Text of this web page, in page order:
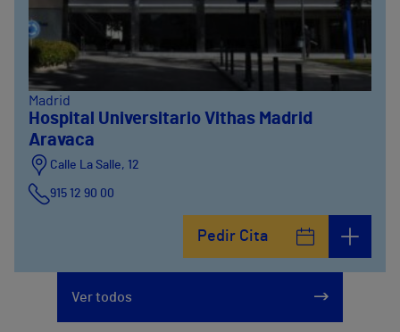
Madrid
Hospital Universitario Vithas Madrid
Aravaca
Calle La Salle, 12
915 12 90 00
Pedir Cita
Ver todos